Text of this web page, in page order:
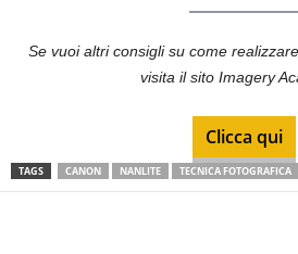
Se vuoi altri consigli su come
visita il sito Imagery
Clicca qui
TAGS CANON NANLITE TECNICA FOTOGRAFICA